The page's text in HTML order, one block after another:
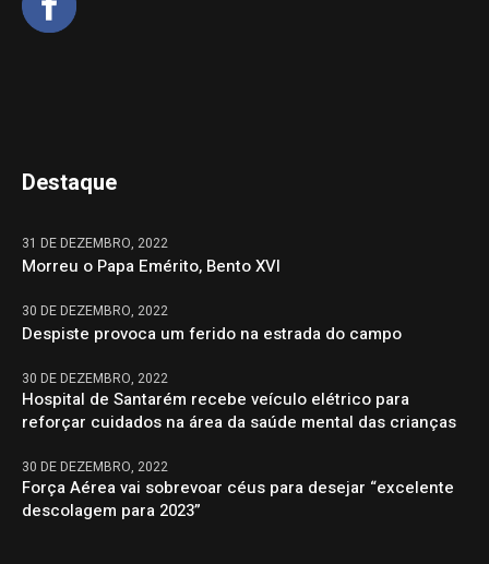
Destaque
31 DE DEZEMBRO, 2022
Morreu o Papa Emérito, Bento XVI
30 DE DEZEMBRO, 2022
Despiste provoca um ferido na estrada do campo
30 DE DEZEMBRO, 2022
Hospital de Santarém recebe veículo elétrico para
reforçar cuidados na área da saúde mental das crianças
30 DE DEZEMBRO, 2022
Força Aérea vai sobrevoar céus para desejar “excelente
descolagem para 2023”